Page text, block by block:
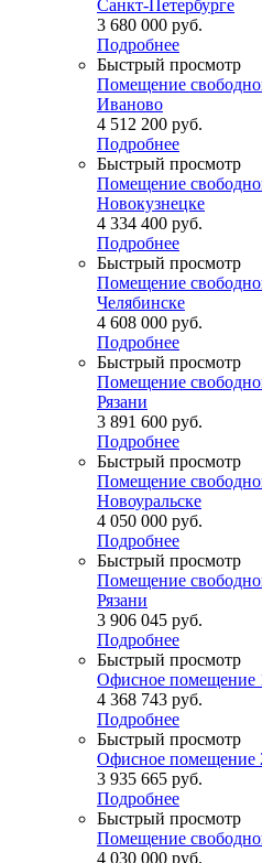
Санкт-Петербурге
3 680 000 руб.
Подробнее
Быстрый просмотр
Помещение
Иваново
4 512 200 руб.
Подробнее
Быстрый просмотр
Помещение
Новокузнецке
4 334 400 руб.
Подробнее
Быстрый просмотр
Помещение
Челябинске
4 608 000 руб.
Подробнее
Быстрый просмотр
Помещение
Рязани
3 891 600 руб.
Подробнее
Быстрый просмотр
Помещение
Новоуральске
4 050 000 руб.
Подробнее
Быстрый просмотр
Помещение
Рязани
3 906 045 руб.
Подробнее
Быстрый просмотр
Офисное помещение
4 368 743 руб.
Подробнее
Быстрый просмотр
Офисное помещение
3 935 665 руб.
Подробнее
Быстрый просмотр
Помещение
4 030 000 руб.